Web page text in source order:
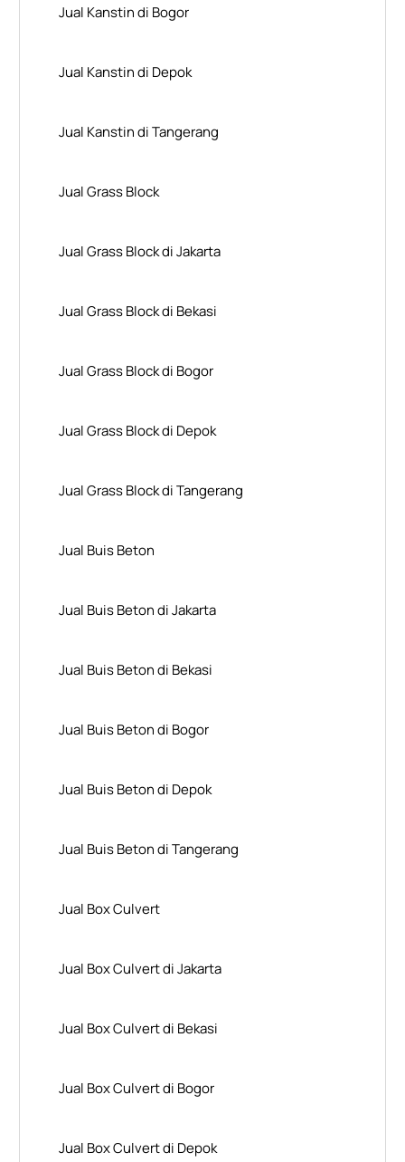
Jual Kanstin di Bogor
Jual Kanstin di Depok
Jual Kanstin di Tangerang
Jual Grass Block
Jual Grass Block di Jakarta
Jual Grass Block di Bekasi
Jual Grass Block di Bogor
Jual Grass Block di Depok
Jual Grass Block di Tangerang
Jual Buis Beton
Jual Buis Beton di Jakarta
Jual Buis Beton di Bekasi
Jual Buis Beton di Bogor
Jual Buis Beton di Depok
Jual Buis Beton di Tangerang
Jual Box Culvert
Jual Box Culvert di Jakarta
Jual Box Culvert di Bekasi
Jual Box Culvert di Bogor
Jual Box Culvert di Depok